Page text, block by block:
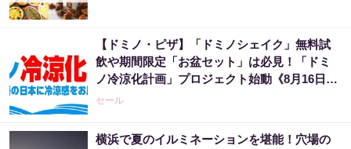
【ドミノ・ピザ】「ドミノシェイク」無料試
飲や期間限定「お盆セット」は必見！「ドミ
ノ冷涼化計画」プロジェクト始動《8月16日ま
で》
セール
横浜で夏のイルミネーションを堪能！穴場の